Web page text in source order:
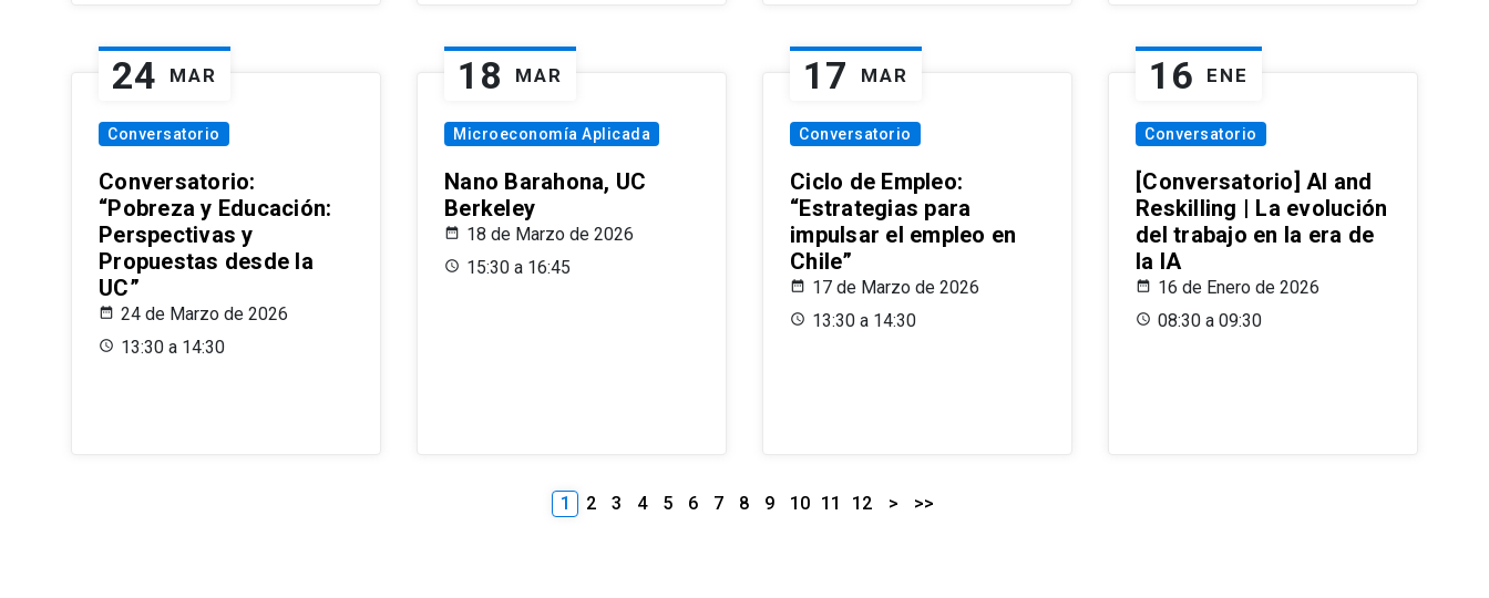
24 MAR
Conversatorio
Conversatorio:
“Pobreza y Educación:
Perspectivas y
Propuestas desde la
UC”
24 de Marzo de 2026
13:30 a 14:30
18 MAR
Microeconomía Aplicada
Nano Barahona, UC
Berkeley
18 de Marzo de 2026
15:30 a 16:45
17 MAR
Conversatorio
Ciclo de Empleo:
“Estrategias para
impulsar el empleo en
Chile”
17 de Marzo de 2026
13:30 a 14:30
16 ENE
Conversatorio
[Conversatorio] AI and
Reskilling | La evolución
del trabajo en la era de
la IA
16 de Enero de 2026
08:30 a 09:30
1 2 3 4 5 6 7 8 9 10 11 12 > >>